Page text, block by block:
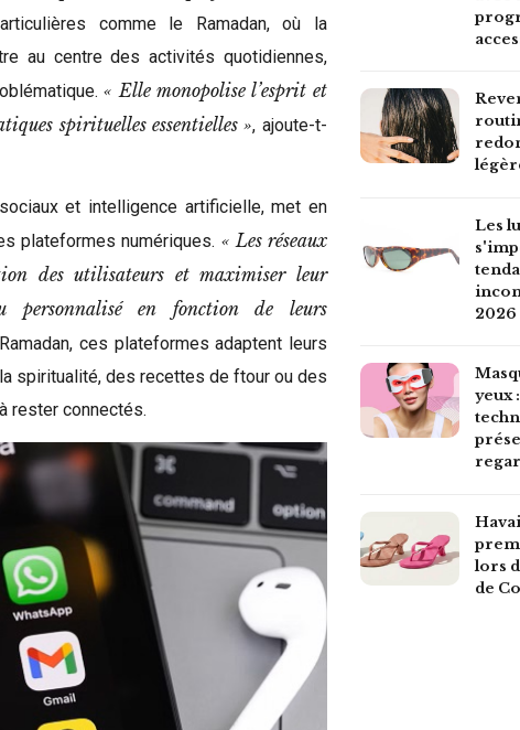
comme le Ramadan, où la
au centre des activités quotidiennes,
« Elle monopolise l’esprit et
spirituelles essentielles », ajoute-t-
et intelligence artificielle, met en
plateformes numériques. « Les réseaux
des utilisateurs et maximiser leur
personnalisé en fonction de leurs
ces plateformes adaptent leurs
spiritualité, des recettes de ftour ou des
rester connectés.
Les
2026
yeux
lors
de